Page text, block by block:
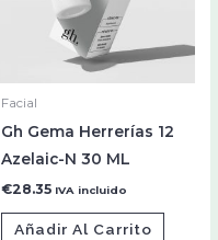
Facial
Gh Gema Herrerías 12
Azelaic-N 30 ML
€28.35 IVA incluido
Añadir Al Carrito